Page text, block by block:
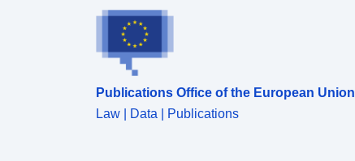
Publications Office of the European Union
Law | Data | Publications